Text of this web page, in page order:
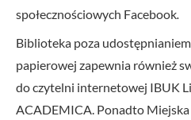
społecznościowych Facebook.
Biblioteka poza
papierowej zapewnia również
do czytelni internetowej IBUK
ACADEMICA. Ponadto